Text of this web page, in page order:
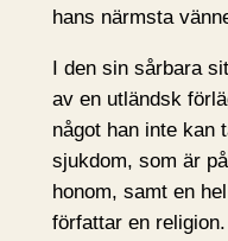
hans närmsta
I den sin sårbara
av en utländsk
något han inte kan
sjukdom, som är
honom, samt en
författar en